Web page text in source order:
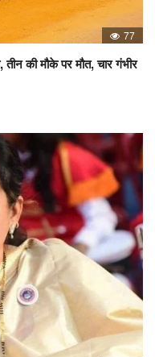
77
की मौके पर मौत, चार गंभीर